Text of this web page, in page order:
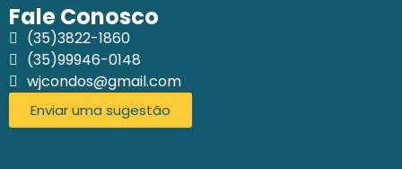
Fale Conosco
(35)3822-1860
(35)99946-0148
wjcondos@gmail.com
Enviar uma sugestão